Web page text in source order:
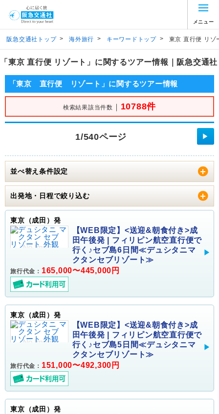
メニュー
阪急交通社トップ > 海外旅行 > キーワードトップ > 東京 直行便 リゾ
「東京 直行便 リゾート」に関するツアー情報｜阪急交通社
「東京 直行便 リゾート」に関するツアー情報
検索結果該当件数 ｜ 10788件
1/540ページ ▶
並べ替え条件設定
出発地・日程で絞り込む
東京（成田）発
【WEB限定】<送迎&朝食付き>成
田午後発 | フィリピン航空直行便で
行く♪セブ島6日間≪デュシタニマ
クタンセブリゾート≫
旅行代金： 165,000〜445,000円
東京（成田）発
【WEB限定】<送迎&朝食付き>成
田午後発 | フィリピン航空直行便で
行く♪セブ島5日間≪デュシタニマ
クタンセブリゾート≫
旅行代金： 151,000〜492,300円
東京（成田）発